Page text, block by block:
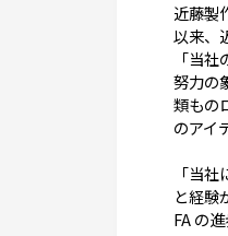
近藤製
以来、
「当
努力の
類もの
のアイ
「当
と経験
FA の